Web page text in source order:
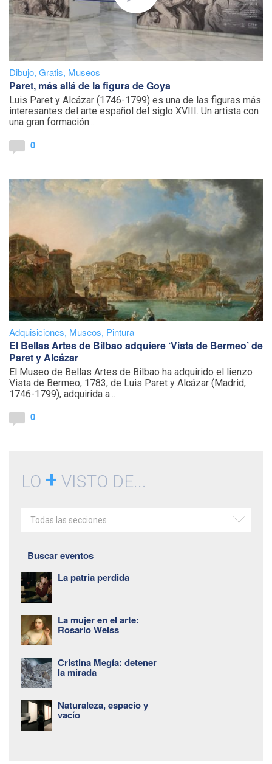
Dibujo, Gratis, Museos
Paret, más allá de la figura de Goya
Luis Paret y Alcázar (1746-1799) es una de las figuras más
interesantes del arte español del siglo XVIII. Un artista con
una gran formación...
0
Adquisiciones, Museos, Pintura
El Bellas Artes de Bilbao adquiere ‘Vista de Bermeo’ de
Paret y Alcázar
El Museo de Bellas Artes de Bilbao ha adquirido el lienzo
Vista de Bermeo, 1783, de Luis Paret y Alcázar (Madrid,
1746-1799), adquirida a...
0
LO + VISTO DE...
Todas las secciones
Buscar eventos
La patria perdida
La mujer en el arte:
Rosario Weiss
Cristina Megía: detener
la mirada
Naturaleza, espacio y
vacío